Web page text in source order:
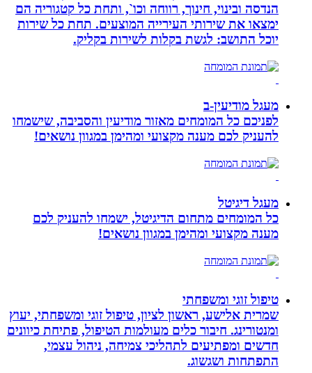
הנדסה ובינוי, חינוך, רווחה וכו`, ותחת כל קטגוריה הם
ימצאו את שירותי העירייה המוצעים. תחת כל שירות
יוכל התושב: לגשת בקלות לשירות בקליק.
מעגל מודיעין-ב
לפניכם כל המומחים מאזור מודיעין והסביבה, שישמחו
להעניק לכם מענה מקצועי ומהימן במגוון נושאים!
מעגל דיגיטל
כל המומחים מתחום הדיגיטל, ישמחו להעניק לכם
מענה מקצועי ומהימן במגוון נושאים!
טיפול זוגי ומשפחתי
שמרית אלישע, ראשון לציון, טיפול זוגי ומשפחתי, יעוץ
ומנטורינג. חיבור כלים מעולמות הטיפול, פתיחת כיוונים
חדשים ומפתיעים לתהליכי צמיחה, ניהול עצמי,
התפתחות ושגשוג.